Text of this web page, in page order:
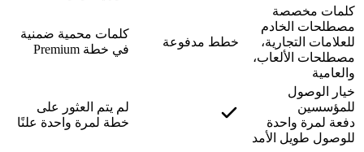
كلمات مخصصة
مصطلحات الخادم
للعلامات التجارية،
مصطلحات الألعاب،
والعامية
خطط مدفوعة
كلمات محمية ضمنية
في خطة Premium
خيار الوصول
للمؤسسين
دفعة لمرة واحدة
للوصول طويل الأمد
لم يتم العثور على
خطة لمرة واحدة علنًا